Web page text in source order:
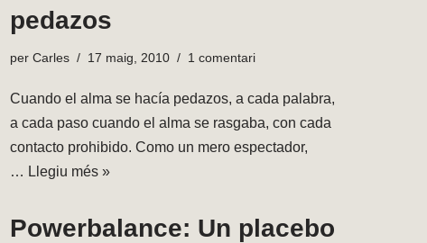
pedazos
per Carles 17 maig, 2010 1 comentari
Cuando el alma se hacía pedazos, a cada palabra,
a cada paso cuando el alma se rasgaba, con cada
contacto prohibido. Como un mero espectador,
… Llegiu més »
Powerbalance: Un placebo